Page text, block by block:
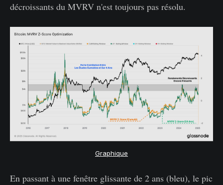
décroissants du MVRV n'est toujours pas résolu.
Graphique
En passant à une fenêtre glissante de 2 ans (bleu), le pic